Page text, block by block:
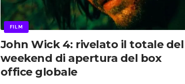
FILM
John Wick 4: rivelato il totale del
weekend di apertura del box
office globale